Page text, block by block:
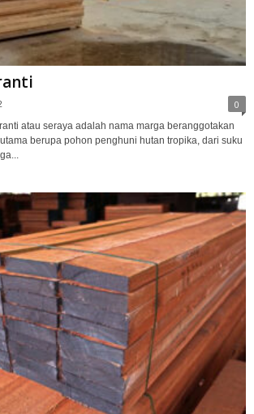
0
atau seraya adalah nama marga beranggotakan
berupa pohon penghuni hutan tropika, dari suku